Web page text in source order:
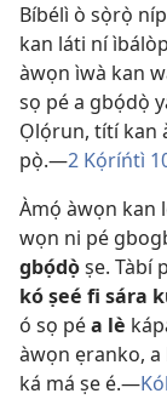
Bíbélì ò sọ̀rọ̀
kan láti ní
àwọn ìwà kan
sọ pé a gbọ́dọ̀
Ọlọ́run, títí kan
pọ̀.—2 Kọ́ríńtì
Àmọ́ àwọn kan
wọn ni pé
gbọ́dọ̀ṣe. Tàbí
kó ṣeé fi sára
ó sọ péa lè
àwọn ẹranko,
ká má ṣe é.—